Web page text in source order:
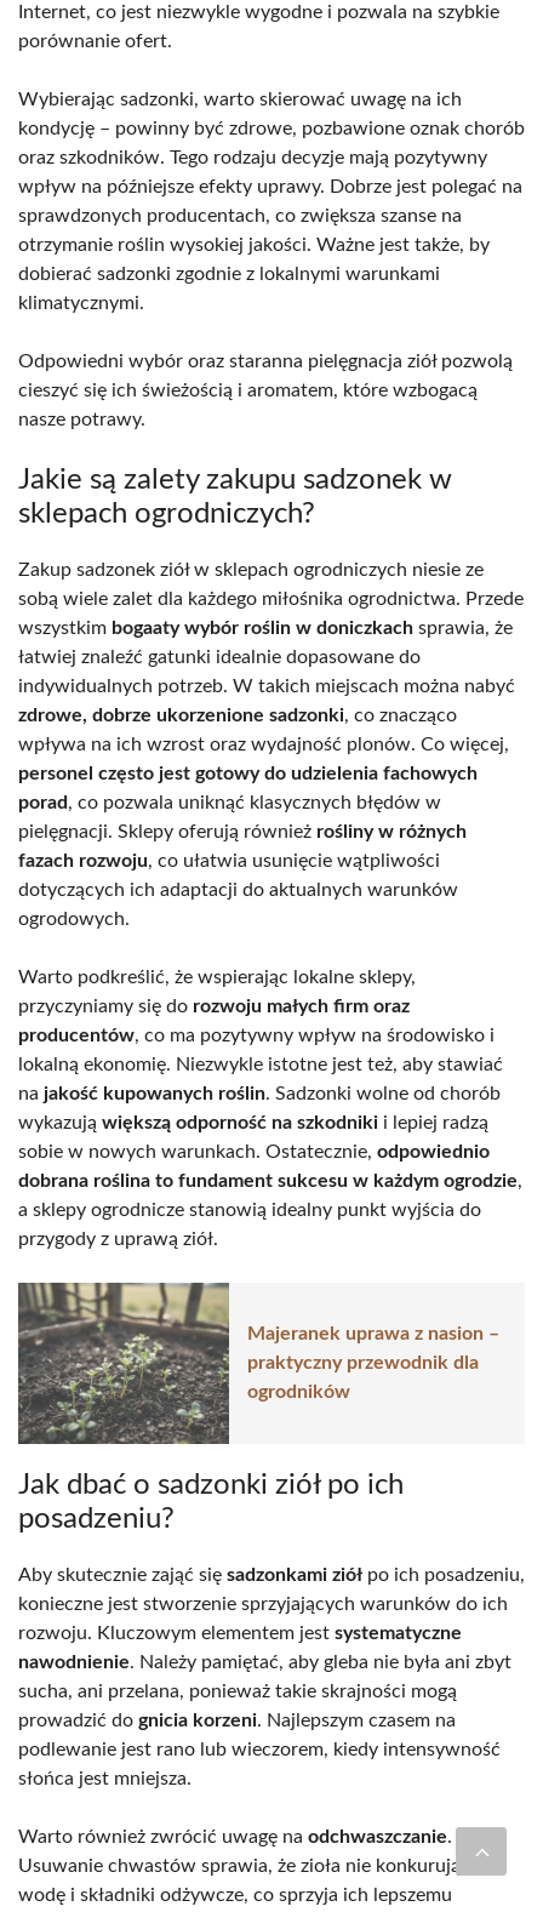
Internet, co jest niezwykle wygodne i pozwala na szybkie
porównanie ofert.
Wybierając sadzonki, warto skierować uwagę na ich
kondycję – powinny być zdrowe, pozbawione oznak chorób
oraz szkodników. Tego rodzaju decyzje mają pozytywny
wpływ na późniejsze efekty uprawy. Dobrze jest polegać na
sprawdzonych producentach, co zwiększa szanse na
otrzymanie roślin wysokiej jakości. Ważne jest także, by
dobierać sadzonki zgodnie z lokalnymi warunkami
klimatycznymi.
Odpowiedni wybór oraz staranna pielęgnacja ziół pozwolą
cieszyć się ich świeżością i aromatem, które wzbogacą
nasze potrawy.
Jakie są zalety zakupu sadzonek w
sklepach ogrodniczych?
Zakup sadzonek ziół w sklepach ogrodniczych niesie ze
sobą wiele zalet dla każdego miłośnika ogrodnictwa. Przede
wszystkim bogaaty wybór roślin w doniczkach sprawia, że
łatwiej znaleźć gatunki idealnie dopasowane do
indywidualnych potrzeb. W takich miejscach można nabyć
zdrowe, dobrze ukorzenione sadzonki, co znacząco
wpływa na ich wzrost oraz wydajność plonów. Co więcej,
personel często jest gotowy do udzielenia fachowych
porad, co pozwala uniknąć klasycznych błędów w
pielęgnacji. Sklepy oferują również rośliny w różnych
fazach rozwoju, co ułatwia usunięcie wątpliwości
dotyczących ich adaptacji do aktualnych warunków
ogrodowych.
Warto podkreślić, że wspierając lokalne sklepy,
przyczyniamy się do rozwoju małych firm oraz
producentów, co ma pozytywny wpływ na środowisko i
lokalną ekonomię. Niezwykle istotne jest też, aby stawiać
na jakość kupowanych roślin. Sadzonki wolne od chorób
wykazują większą odporność na szkodniki i lepiej radzą
sobie w nowych warunkach. Ostatecznie, odpowiednio
dobrana roślina to fundament sukcesu w każdym ogrodzie,
a sklepy ogrodnicze stanowią idealny punkt wyjścia do
przygody z uprawą ziół.
Majeranek uprawa z nasion –
praktyczny przewodnik dla
ogrodników
Jak dbać o sadzonki ziół po ich
posadzeniu?
Aby skutecznie zająć się sadzonkami ziół po ich posadzeniu,
konieczne jest stworzenie sprzyjających warunków do ich
rozwoju. Kluczowym elementem jest systematyczne
nawodnienie. Należy pamiętać, aby gleba nie była ani zbyt
sucha, ani przelana, ponieważ takie skrajności mogą
prowadzić do gnicia korzeni. Najlepszym czasem na
podlewanie jest rano lub wieczorem, kiedy intensywność
słońca jest mniejsza.
Warto również zwrócić uwagę na odchwaszczanie.
Usuwanie chwastów sprawia, że zioła nie konkurują o
wodę i składniki odżywcze, co sprzyja ich lepszemu